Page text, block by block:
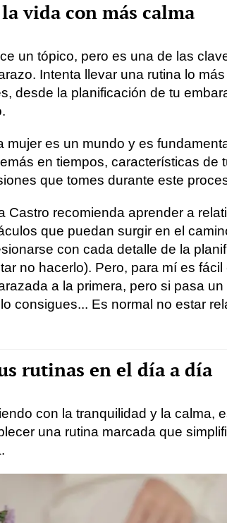
vida con más calma
un tópico, pero es una de las
Intenta llevar una rutina lo
desde la planificación de tu
mujer es un mundo y es
en tiempos, características de
que tomes durante este
Castro recomienda aprender a
que puedan surgir en el
con cada detalle de la
no hacerlo). Pero, para mí es
a la primera, pero si pasa
consigues... Es normal no estar
rutinas en el día a día
con la tranquilidad y la calma,
una rutina marcada que